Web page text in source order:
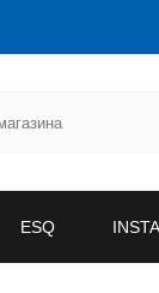
ESQ